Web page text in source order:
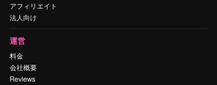
アフィリエイト
法人向け
運営
料金
会社概要
Reviews